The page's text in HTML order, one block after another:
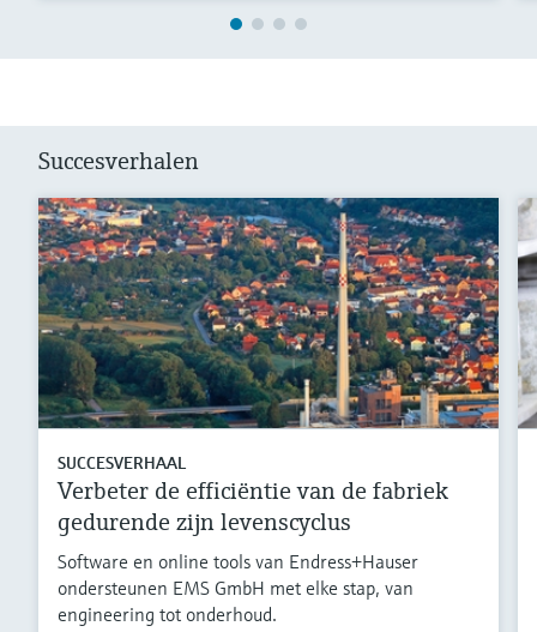
Succesverhalen
SUCCESVERHAAL
Verbeter de efficiëntie van de fabriek
gedurende zijn levenscyclus
Software en online tools van Endress+Hauser
ondersteunen EMS GmbH met elke stap, van
engineering tot onderhoud.